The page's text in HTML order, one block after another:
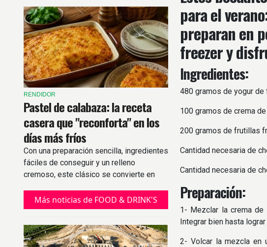
en poco más de una hora.
RENDIDOR
Pastel de calabaza: la receta
casera que "reconforta" en los
días más fríos
Con una preparación sencilla, ingredientes
fáciles de conseguir y un relleno
cremoso, este clásico se convierte en
familia.
Más noticias de FOOD & DRINK'S
para el
preparan en
freezer y
Ingredientes:
480 gramos de yogur de
100 gramos de crema
200 gramos de frutillas
Cantidad necesaria de
Cantidad necesaria de
Preparación:
1- Mezclar la crema de
Integrar bien hasta
2- Volcar la mezcla en